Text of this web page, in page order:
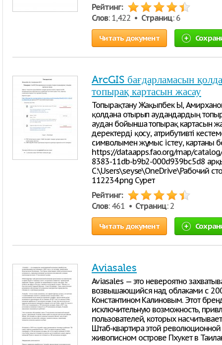
Рейтинг:
Слов: 1,422 • Страниц: 6
Читать документ
ArcGIS бағдарламасын
топырақ картасын жасау
Топырақтану Жақыпбек Ы,
қолдана отырып аудандардың
аудан бойынша топырақ картасын
деректерді қосу, атрибутивті
символымен жұмыс істеу, картаны
https://data.apps.fao.org/map/
8383-11db-b9b2-000d939bc5d8
C:\Users\seyse\OneDrive\Рабочий
112234.png Сурет
Рейтинг:
Слов: 461 • Страниц: 2
Читать документ
Aviasales
Aviasales — это невероятно
возвышающийся над облаками с
Константином Калиновым. Этот
исключительную возможность,
пользователей, которых
Штаб-квартира этой
живописном острове Пхукет в